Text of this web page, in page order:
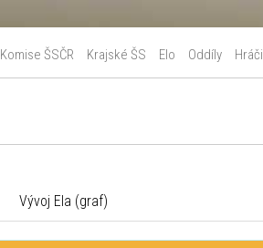
Komise ŠSČR Krajské ŠS Elo Oddíly Hráči
Vývoj Ela (graf)